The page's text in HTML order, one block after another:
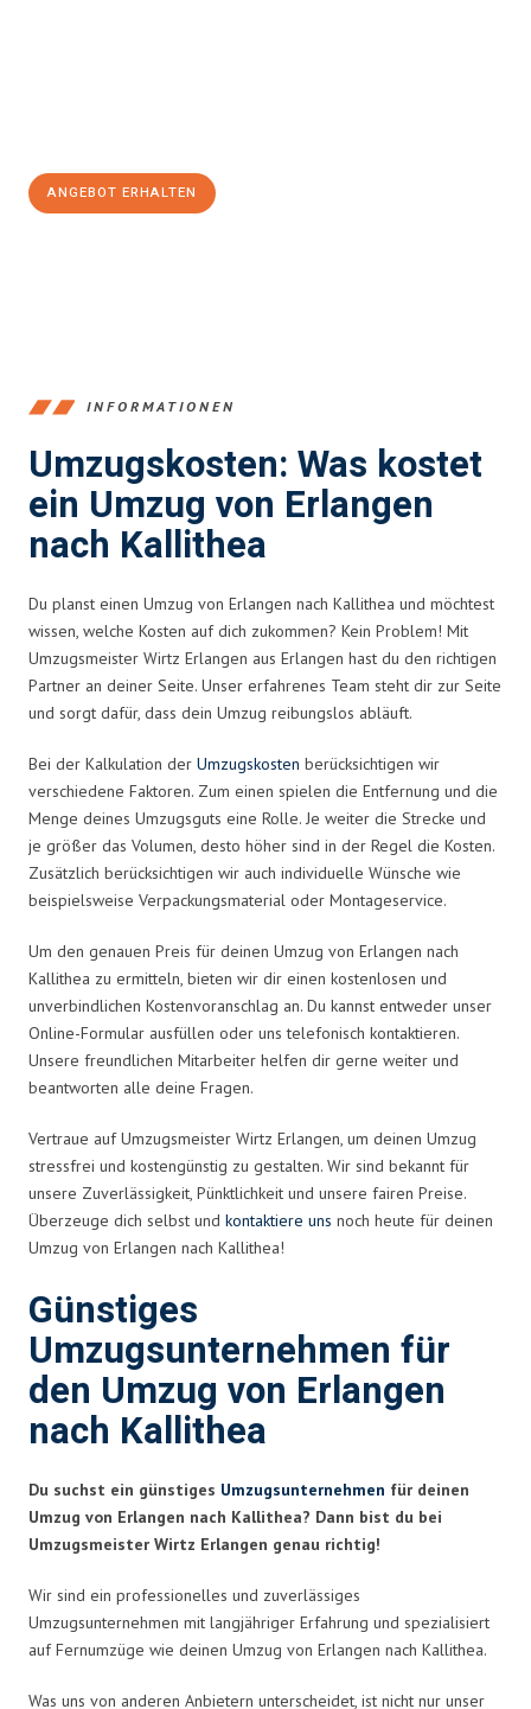
ANGEBOT ERHALTEN
INFORMATIONEN
Umzugskosten: Was kostet
ein Umzug von Erlangen
nach Kallithea
Du planst einen Umzug von Erlangen nach Kallithea und möchtest
wissen, welche Kosten auf dich zukommen? Kein Problem! Mit
Umzugsmeister Wirtz Erlangen aus Erlangen hast du den richtigen
Partner an deiner Seite. Unser erfahrenes Team steht dir zur Seite
und sorgt dafür, dass dein Umzug reibungslos abläuft.
Bei der Kalkulation der Umzugskosten berücksichtigen wir
verschiedene Faktoren. Zum einen spielen die Entfernung und die
Menge deines Umzugsguts eine Rolle. Je weiter die Strecke und
je größer das Volumen, desto höher sind in der Regel die Kosten.
Zusätzlich berücksichtigen wir auch individuelle Wünsche wie
beispielsweise Verpackungsmaterial oder Montageservice.
Um den genauen Preis für deinen Umzug von Erlangen nach
Kallithea zu ermitteln, bieten wir dir einen kostenlosen und
unverbindlichen Kostenvoranschlag an. Du kannst entweder unser
Online-Formular ausfüllen oder uns telefonisch kontaktieren.
Unsere freundlichen Mitarbeiter helfen dir gerne weiter und
beantworten alle deine Fragen.
Vertraue auf Umzugsmeister Wirtz Erlangen, um deinen Umzug
stressfrei und kostengünstig zu gestalten. Wir sind bekannt für
unsere Zuverlässigkeit, Pünktlichkeit und unsere fairen Preise.
Überzeuge dich selbst und kontaktiere uns noch heute für deinen
Umzug von Erlangen nach Kallithea!
Günstiges
Umzugsunternehmen für
den Umzug von Erlangen
nach Kallithea
Du suchst ein günstiges Umzugsunternehmen für deinen
Umzug von Erlangen nach Kallithea? Dann bist du bei
Umzugsmeister Wirtz Erlangen genau richtig!
Wir sind ein professionelles und zuverlässiges
Umzugsunternehmen mit langjähriger Erfahrung und spezialisiert
auf Fernumzüge wie deinen Umzug von Erlangen nach Kallithea.
Was uns von anderen Anbietern unterscheidet, ist nicht nur unser